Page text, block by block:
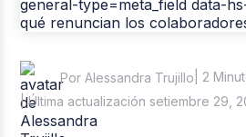
Pago de nómina
Por Alessandra Trujillo | 2
| Última actualización setiembre 29,